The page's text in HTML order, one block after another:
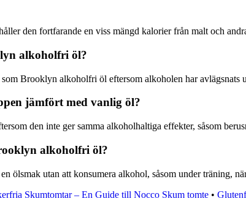
den fortfarande en viss mängd kalorier från malt och
alkoholfri öl?
Brooklyn alkoholfri öl eftersom alkoholen har avlägsnats
jämfört med vanlig öl?
den inte ger samma alkoholhaltiga effekter, såsom
alkoholfri öl?
ölsmak utan att konsumera alkohol, såsom under träning,
Skumtomtar – En Guide till Nocco Skum tomte •